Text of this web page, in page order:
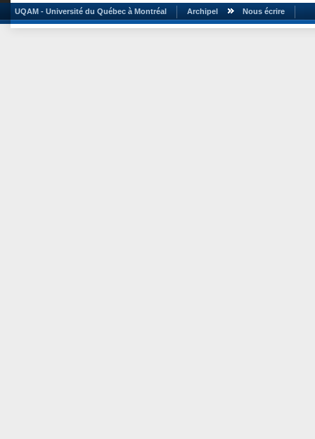
UQAM - Université du Québec à Montréal Archipel Nous écrire